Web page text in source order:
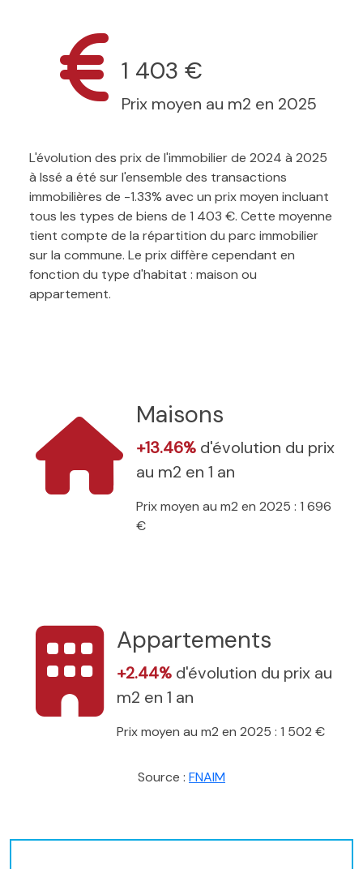
1 403 €
Prix moyen au m2 en 2025
L'évolution des prix de l'immobilier de 2024 à 2025
à Issé a été sur l'ensemble des transactions
immobilières de -1.33% avec un prix moyen incluant
tous les types de biens de 1 403 €. Cette moyenne
tient compte de la répartition du parc immobilier
sur la commune. Le prix diffère cependant en
fonction du type d'habitat : maison ou
appartement.
Maisons
+13.46% d'évolution du prix
au m2 en 1 an
Prix moyen au m2 en 2025 : 1 696
€
Appartements
+2.44% d'évolution du prix au
m2 en 1 an
Prix moyen au m2 en 2025 : 1 502 €
Source : FNAIM